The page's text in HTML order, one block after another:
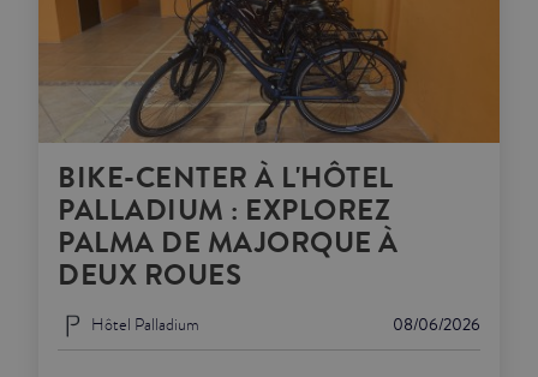
BIKE-CENTER À L'HÔTEL
PALLADIUM : EXPLOREZ
PALMA DE MAJORQUE À
DEUX ROUES
08/06/2026
Hôtel Palladium